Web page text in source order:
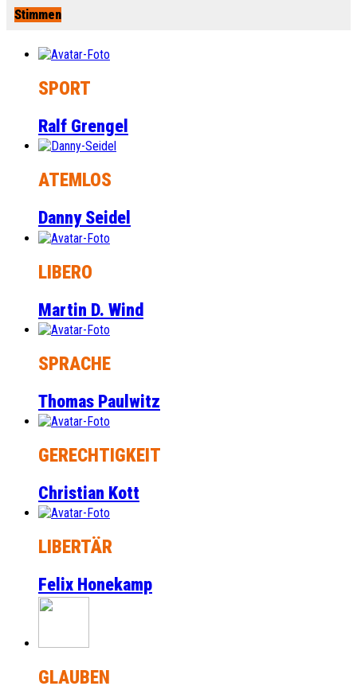
Stimmen
SPORT
Ralf Grengel
ATEMLOS
Danny Seidel
LIBERO
Martin D. Wind
SPRACHE
Thomas Paulwitz
GERECHTIGKEIT
Christian Kott
LIBERTÄR
Felix Honekamp
GLAUBEN